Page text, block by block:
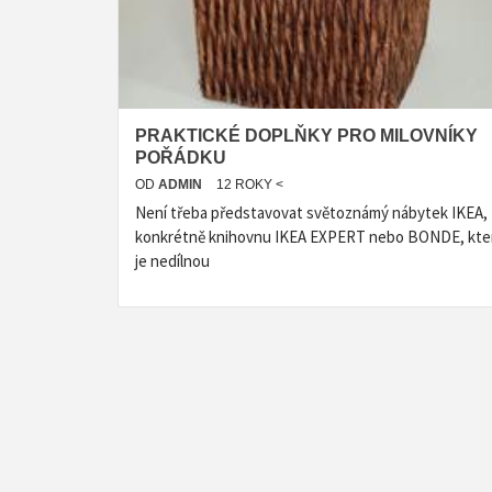
PRAKTICKÉ DOPLŇKY PRO MILOVNÍKY
POŘÁDKU
OD ADMIN 12 ROKY <
Není třeba představovat světoznámý nábytek IKEA,
konkrétně knihovnu IKEA EXPERT nebo BONDE,
je nedílnou